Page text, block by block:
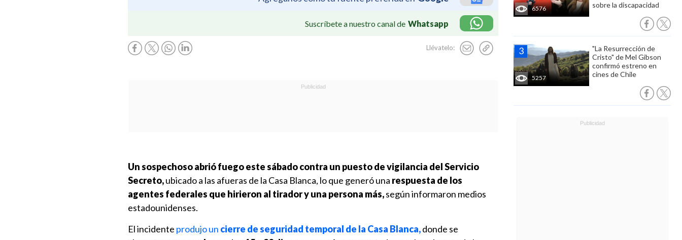
Suscríbete a nuestro canal de Whatsapp
Llévatelo:
6576
sobre la discapacidad
5257
"La Resurrección de
Cristo" de Mel Gibson
confirmó estreno en
cines de Chile
Un sospechoso abrió fuego este sábado contra un puesto de vigilancia del Servicio
Secreto,ubicado a las afueras de la Casa Blanca, lo que generó una respuesta de los
agentes federales que hirieron al tirador y una persona más,según informaron medios
estadounidenses.
El incidente produjo un cierre de seguridad temporal de la Casa Blanca,donde se